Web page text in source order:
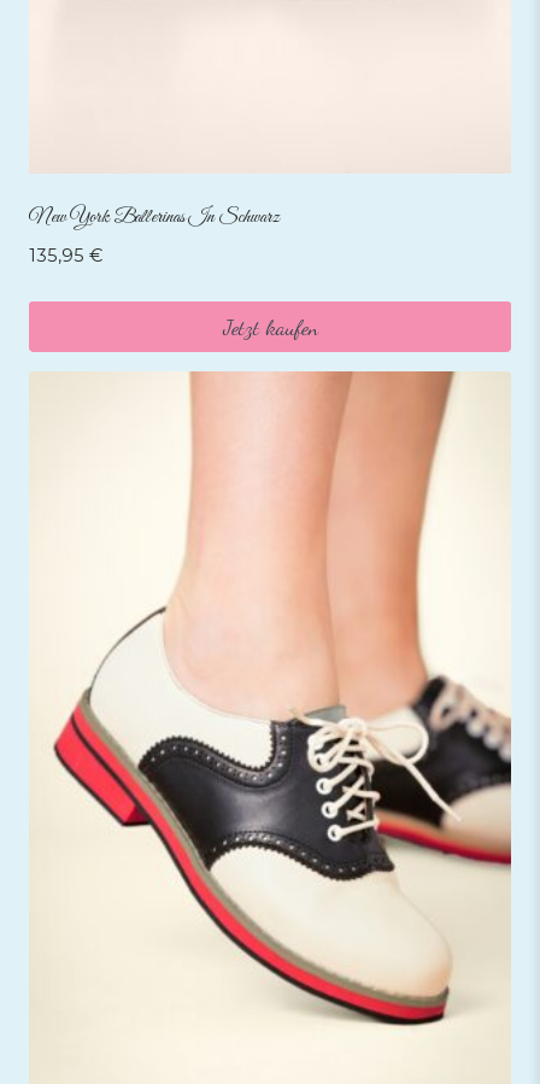
New York Ballerinas In Schwarz
135,95 €
Jetzt kaufen